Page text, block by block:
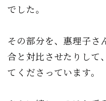
でした。
その部分を、惠理子さ
合と対比させたりして
てくださっています。